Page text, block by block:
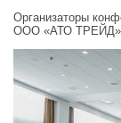
Организаторы
ООО «АТО ТРЕЙД»,